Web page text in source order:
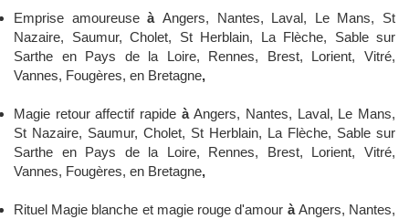
Emprise amoureuseà Angers, Nantes, Laval, Le Mans, St
Nazaire, Saumur, Cholet, St Herblain, La Flèche, Sable sur
Sarthe en Pays de la Loire, Rennes, Brest, Lorient, Vitré,
Vannes, Fougères, en Bretagne,
Magie retour affectif rapide àAngers, Nantes, Laval, Le Mans,
St Nazaire, Saumur, Cholet, St Herblain, La Flèche, Sable sur
Sarthe en Pays de la Loire, Rennes, Brest, Lorient, Vitré,
Vannes, Fougères, en Bretagne,
Rituel Magie blanche et magie rouge d'amour àAngers, Nantes,